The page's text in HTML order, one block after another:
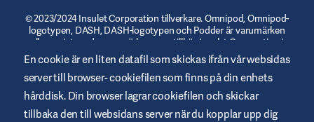
© 2023/2024 Insulet Corporation tillverkare. Omnipod, Omnipod-
logotypen, DASH, DASH-logotypen och Podder är varumärken
eller registrerade varumärken som tillhör Insulet Corporation i
USA och andra jurisdiktioner.myomnipod.com . Omnipod DASH
och Omnipod 5 är CE-märkta enligt MDR (EU) 2017/745.
En cookie är en liten datafil som skickas ifrån vår websidas
server till browser- cookiefilen som finns på din enhets
hårddisk. Din browser lagrar cookiefilen och skickar
tillbaka den till websidans server när du kopplar upp dig